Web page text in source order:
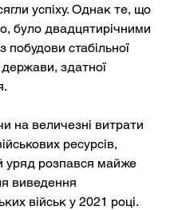
успіху. Однак те, що
було двадцятирічними
побудови стабільної
держави, здатної
на величезні витрати
ресурсів,
уряд розпався майже
виведення
військ у 2021 році.